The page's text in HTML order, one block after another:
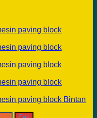
paving block
paving block
paving block
paving block
paving block Bintan